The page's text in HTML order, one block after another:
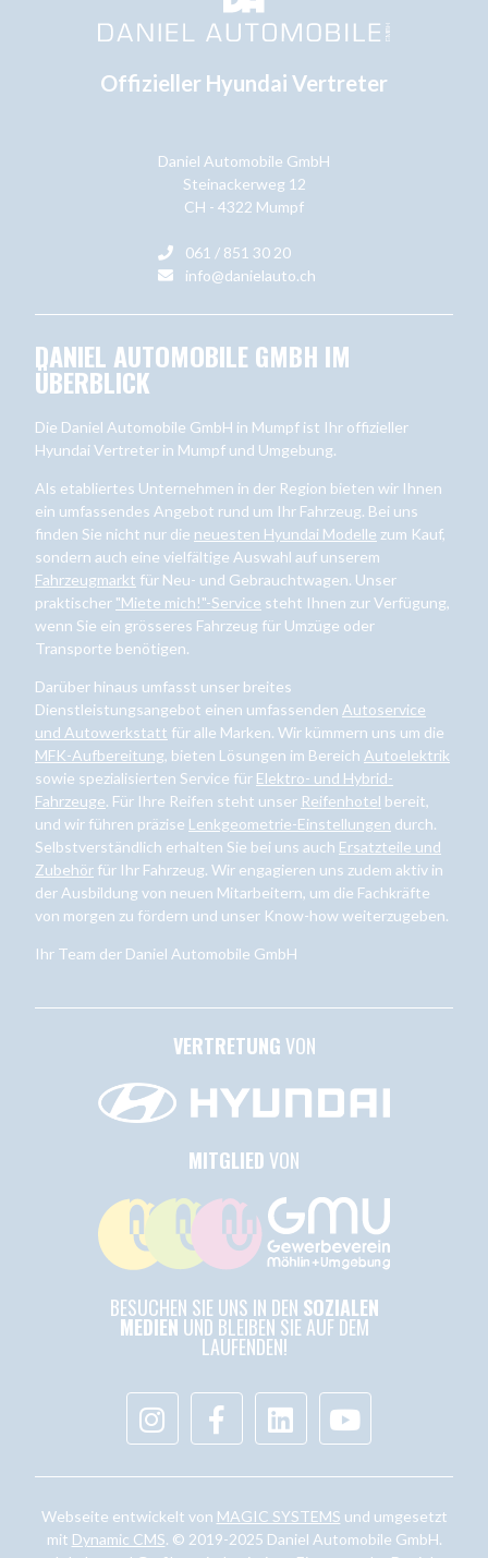
Offizieller Hyundai Vertreter
Daniel Automobile GmbH
Steinackerweg 12
CH - 4322 Mumpf
061 / 851 30 20
info@danielauto.ch
DANIEL AUTOMOBILE GMBH IM
ÜBERBLICK
Die Daniel Automobile GmbH in Mumpf ist Ihr offizieller
Hyundai Vertreter in Mumpf und Umgebung.
Als etabliertes Unternehmen in der Region bieten wir Ihnen
ein umfassendes Angebot rund um Ihr Fahrzeug. Bei uns
finden Sie nicht nur die neuesten Hyundai Modelle zum Kauf,
sondern auch eine vielfältige Auswahl auf unserem
Fahrzeugmarkt für Neu- und Gebrauchtwagen. Unser
praktischer "Miete mich!"-Service steht Ihnen zur Verfügung,
wenn Sie ein grösseres Fahrzeug für Umzüge oder
Transporte benötigen.
Darüber hinaus umfasst unser breites
Dienstleistungsangebot einen umfassenden Autoservice
und Autowerkstatt für alle Marken. Wir kümmern uns um die
MFK-Aufbereitung, bieten Lösungen im Bereich Autoelektrik
sowie spezialisierten Service für Elektro- und Hybrid-
Fahrzeuge. Für Ihre Reifen steht unser Reifenhotel bereit,
und wir führen präzise Lenkgeometrie-Einstellungen durch.
Selbstverständlich erhalten Sie bei uns auch Ersatzteile und
Zubehör für Ihr Fahrzeug. Wir engagieren uns zudem aktiv in
der Ausbildung von neuen Mitarbeitern, um die Fachkräfte
von morgen zu fördern und unser Know-how weiterzugeben.
Ihr Team der Daniel Automobile GmbH
VERTRETUNGVON
MITGLIEDVON
BESUCHEN SIE UNS IN DEN SOZIALEN
MEDIEN UND BLEIBEN SIE AUF DEM
LAUFENDEN!
Webseite entwickelt von MAGIC SYSTEMS und umgesetzt
mit Dynamic CMS. © 2019-2025 Daniel Automobile GmbH.